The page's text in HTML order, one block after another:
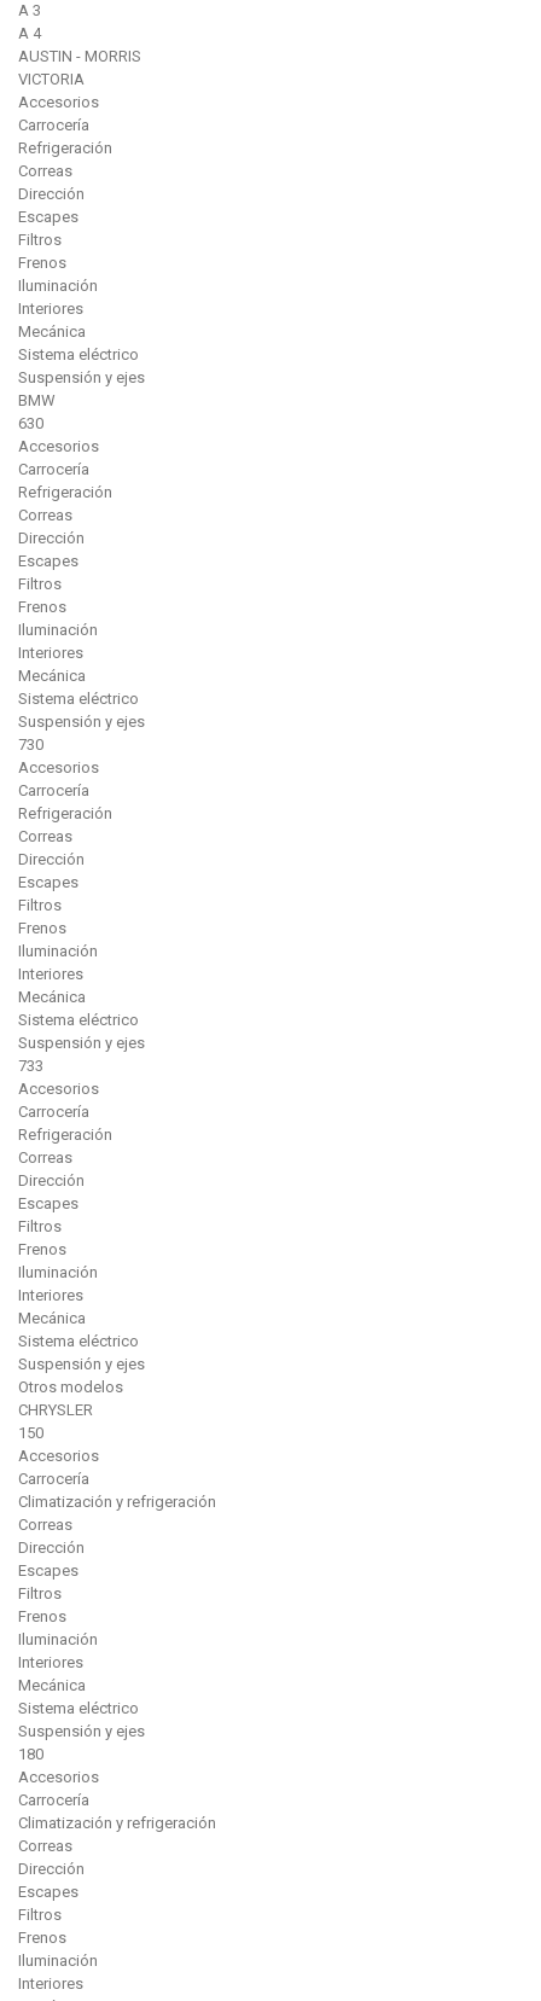
A 3
A 4
AUSTIN - MORRIS
VICTORIA
Accesorios
Carrocería
Refrigeración
Correas
Dirección
Escapes
Filtros
Frenos
Iluminación
Interiores
Mecánica
Sistema eléctrico
Suspensión y ejes
BMW
630
Accesorios
Carrocería
Refrigeración
Correas
Dirección
Escapes
Filtros
Frenos
Iluminación
Interiores
Mecánica
Sistema eléctrico
Suspensión y ejes
730
Accesorios
Carrocería
Refrigeración
Correas
Dirección
Escapes
Filtros
Frenos
Iluminación
Interiores
Mecánica
Sistema eléctrico
Suspensión y ejes
733
Accesorios
Carrocería
Refrigeración
Correas
Dirección
Escapes
Filtros
Frenos
Iluminación
Interiores
Mecánica
Sistema eléctrico
Suspensión y ejes
Otros modelos
CHRYSLER
150
Accesorios
Carrocería
Climatización y refrigeración
Correas
Dirección
Escapes
Filtros
Frenos
Iluminación
Interiores
Mecánica
Sistema eléctrico
Suspensión y ejes
180
Accesorios
Carrocería
Climatización y refrigeración
Correas
Dirección
Escapes
Filtros
Frenos
Iluminación
Interiores